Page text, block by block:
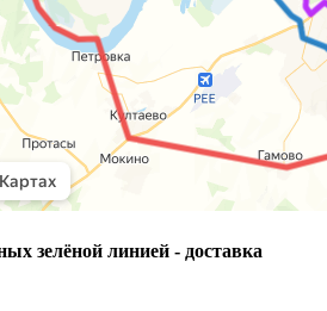
зелёной линией - доставка